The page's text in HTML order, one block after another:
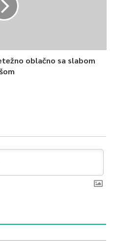
oblačno sa slabom